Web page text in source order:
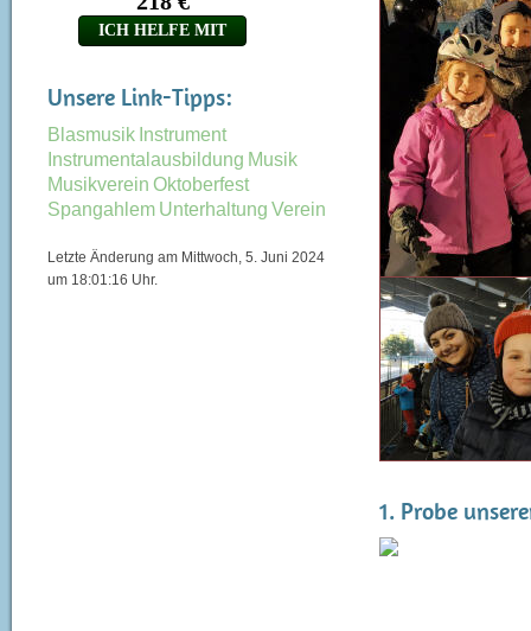
1. Probe
Unsere Link-Tipps:
Blasmusik Instrument
Instrumentalausbildung Musik
Musikverein Oktoberfest
Spangahlem Unterhaltung Verein
Letzte Änderung am Mittwoch, 5. Juni 2024
um 18:01:16 Uhr.